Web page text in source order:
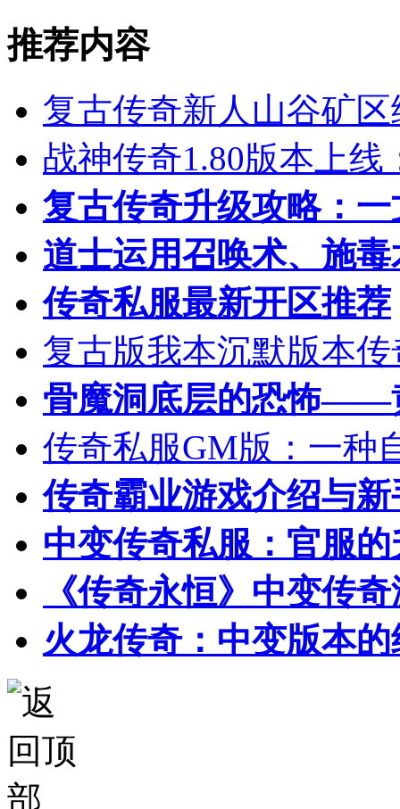
推荐内容
复古传奇新人山谷矿
战神传奇1.80版本上线
复古传奇升级攻略：
道士运用召唤术、施
传奇私服最新开区推荐
复古版我本沉默版本
骨魔洞底层的恐怖——
传奇私服GM版：一种
传奇霸业游戏介绍与
中变传奇私服：官服
《传奇永恒》中变传
火龙传奇：中变版本